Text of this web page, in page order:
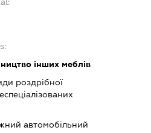
інших меблів
роздрібної
автомобільний